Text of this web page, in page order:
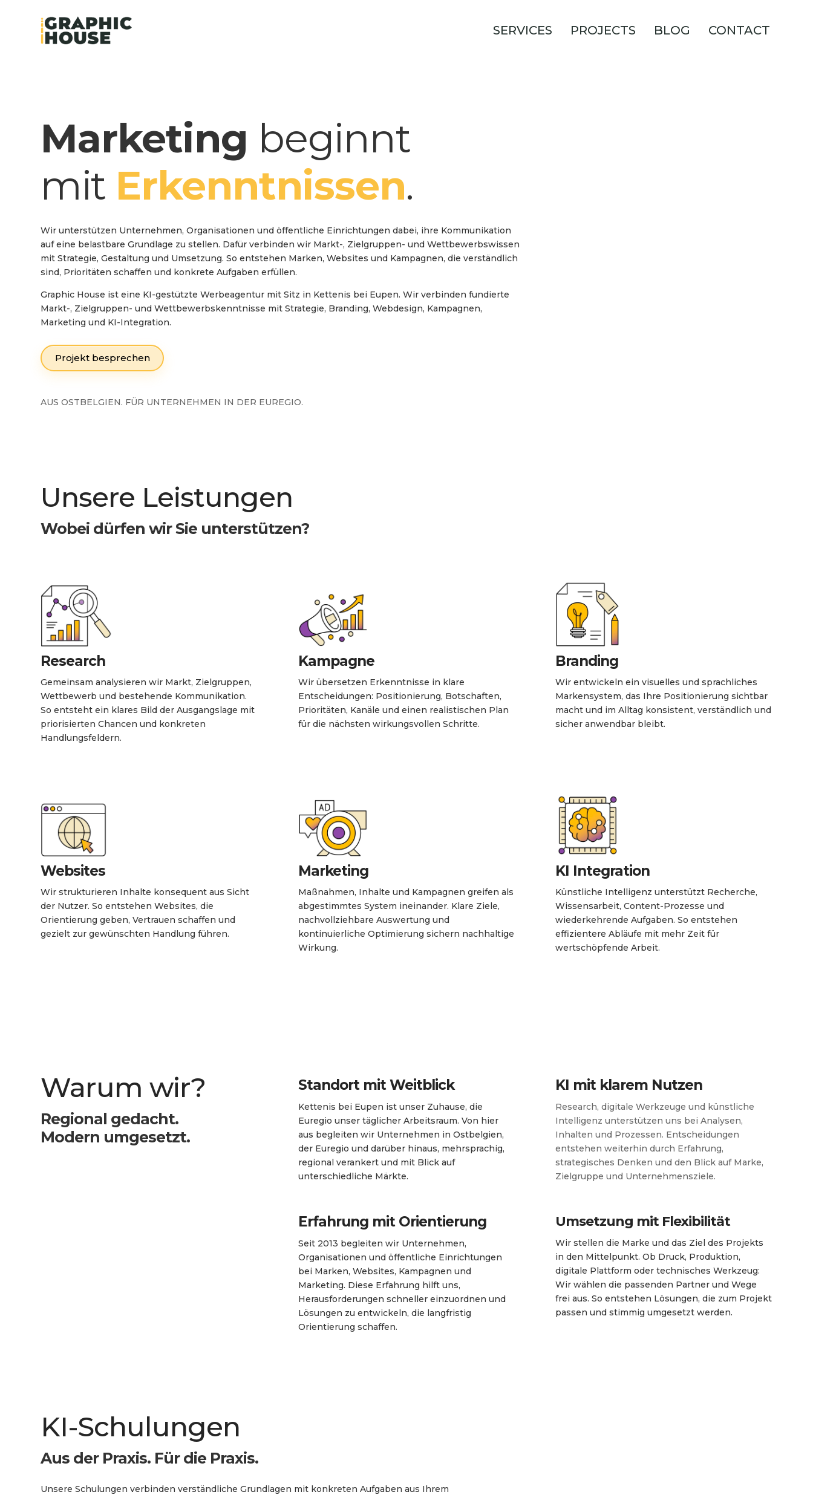
SERVICES PROJECTS BLOG CONTACT
Marketing beginnt
mit Erkenntnissen.
Wir unterstützen Unternehmen, Organisationen und öffentliche Einrichtungen dabei, ihre Kommunikation
auf eine belastbare Grundlage zu stellen. Dafür verbinden wir Markt-, Zielgruppen- und Wettbewerbswissen
mit Strategie, Gestaltung und Umsetzung. So entstehen Marken, Websites und Kampagnen, die verständlich
sind, Prioritäten schaffen und konkrete Aufgaben erfüllen.
Graphic House ist eine KI-gestützte Werbeagentur mit Sitz in Kettenis bei Eupen. Wir verbinden fundierte
Markt-, Zielgruppen- und Wettbewerbskenntnisse mit Strategie, Branding, Webdesign, Kampagnen,
Marketing und KI-Integration.
Projekt besprechen
AUS OSTBELGIEN. FÜR UNTERNEHMEN IN DER EUREGIO.
Unsere Leistungen
Wobei dürfen wir Sie unterstützen?
Research
Gemeinsam analysieren wir Markt, Zielgruppen,
Wettbewerb und bestehende Kommunikation.
So entsteht ein klares Bild der Ausgangslage mit
priorisierten Chancen und konkreten
Handlungsfeldern.
Kampagne
Wir übersetzen Erkenntnisse in klare
Entscheidungen: Positionierung, Botschaften,
Prioritäten, Kanäle und einen realistischen Plan
für die nächsten wirkungsvollen Schritte.
Branding
Wir entwickeln ein visuelles und sprachliches
Markensystem, das Ihre Positionierung sichtbar
macht und im Alltag konsistent, verständlich und
sicher anwendbar bleibt.
Websites
Wir strukturieren Inhalte konsequent aus Sicht
der Nutzer. So entstehen Websites, die
Orientierung geben, Vertrauen schaffen und
gezielt zur gewünschten Handlung führen.
Marketing
Maßnahmen, Inhalte und Kampagnen greifen als
abgestimmtes System ineinander. Klare Ziele,
nachvollziehbare Auswertung und
kontinuierliche Optimierung sichern nachhaltige
Wirkung.
KI Integration
Künstliche Intelligenz unterstützt Recherche,
Wissensarbeit, Content-Prozesse und
wiederkehrende Aufgaben. So entstehen
effizientere Abläufe mit mehr Zeit für
wertschöpfende Arbeit.
Warum wir?
Regional gedacht.
Modern umgesetzt.
Standort mit Weitblick
Kettenis bei Eupen ist unser Zuhause, die
Euregio unser täglicher Arbeitsraum. Von hier
aus begleiten wir Unternehmen in Ostbelgien,
der Euregio und darüber hinaus, mehrsprachig,
regional verankert und mit Blick auf
unterschiedliche Märkte.
Erfahrung mit Orientierung
Seit 2013 begleiten wir Unternehmen,
Organisationen und öffentliche Einrichtungen
bei Marken, Websites, Kampagnen und
Marketing. Diese Erfahrung hilft uns,
Herausforderungen schneller einzuordnen und
Lösungen zu entwickeln, die langfristig
Orientierung schaffen.
KI mit klarem Nutzen
Research, digitale Werkzeuge und künstliche
Intelligenz unterstützen uns bei Analysen,
Inhalten und Prozessen. Entscheidungen
entstehen weiterhin durch Erfahrung,
strategisches Denken und den Blick auf Marke,
Zielgruppe und Unternehmensziele.
Umsetzung mit Flexibilität
Wir stellen die Marke und das Ziel des Projekts
in den Mittelpunkt. Ob Druck, Produktion,
digitale Plattform oder technisches Werkzeug:
Wir wählen die passenden Partner und Wege
frei aus. So entstehen Lösungen, die zum Projekt
passen und stimmig umgesetzt werden.
KI-Schulungen
Aus der Praxis. Für die Praxis.
Unsere Schulungen verbinden verständliche Grundlagen mit konkreten Aufgaben aus Ihrem